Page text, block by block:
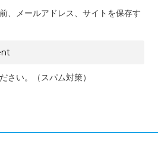
、メールアドレス、サイトを保存す
さい。（スパム対策）